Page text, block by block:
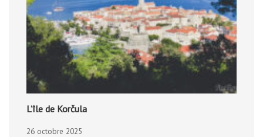
L’île de Korčula
26 octobre 2025